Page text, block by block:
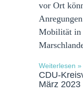
vor Ort
Mobilität in
Weiterlesen »
CDU-
März 2023